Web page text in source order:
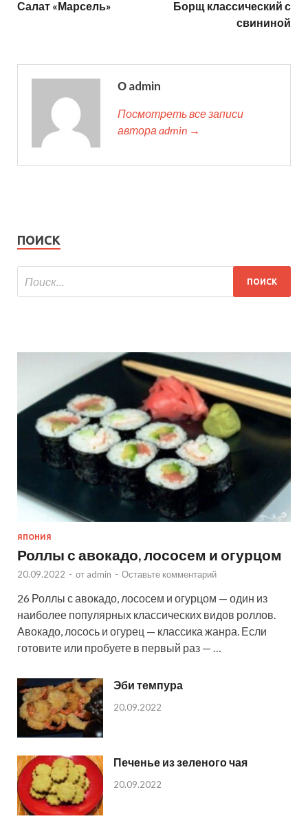
Салат «Марсель»
Борщ классический с
свининой
О admin
Посмотреть все записи
автора admin →
ПОИСК
ЯПОНИЯ
Роллы с авокадо, лососем и огурцом
20.09.2022 - от admin - Оставьте комментарий
26 Роллы с авокадо, лососем и огурцом — один из
наиболее популярных классических видов роллов.
Авокадо, лосось и огурец — классика жанра. Если
готовите или пробуете в первый раз — …
Эби темпура
20.09.2022
Печенье из зеленого чая
20.09.2022